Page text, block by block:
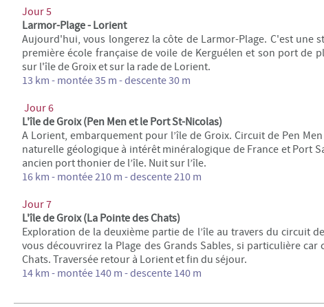
Jour 5
Larmor-Plage - Lorient
Aujourd'hui, vous longerez la côte de Larmor-Plage. C'est une
première école française de voile de Kerguélen et son port de
sur l'île de Groix et sur la rade de Lorient.
13 km - montée 35 m - descente 30 m
Jour 6
L'île de Groix (Pen Men et le Port St-Nicolas)
A Lorient, embarquement pour l’île de Groix. Circuit de Pen
naturelle géologique à intérêt minéralogique de France et Port
ancien port thonier de l’île. Nuit sur l’île.
16 km - montée 210 m - descente 210 m
Jour 7
L'île de Groix (La Pointe des Chats)
Exploration de la deuxième partie de l’île au travers du circuit
vous découvrirez la Plage des Grands Sables, si particulière
Chats. Traversée retour à Lorient et fin du séjour.
14 km - montée 140 m - descente 140 m